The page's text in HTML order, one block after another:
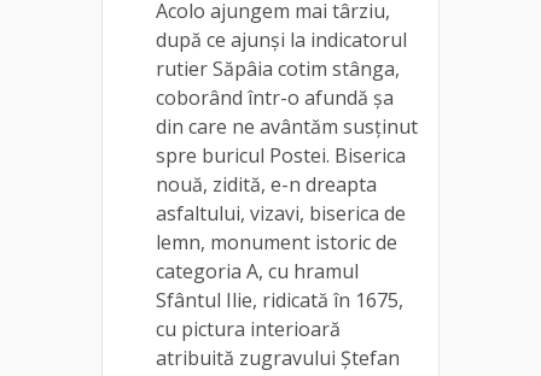
Acolo ajungem mai târziu,
după ce ajunși la indicatorul
rutier Săpâia cotim stânga,
coborând într-o afundă șa
din care ne avântăm susținut
spre buricul Postei. Biserica
nouă, zidită, e-n dreapta
asfaltului, vizavi, biserica de
lemn, monument istoric de
categoria A, cu hramul
Sfântul Ilie, ridicată în 1675,
cu pictura interioară
atribuită zugravului Ștefan